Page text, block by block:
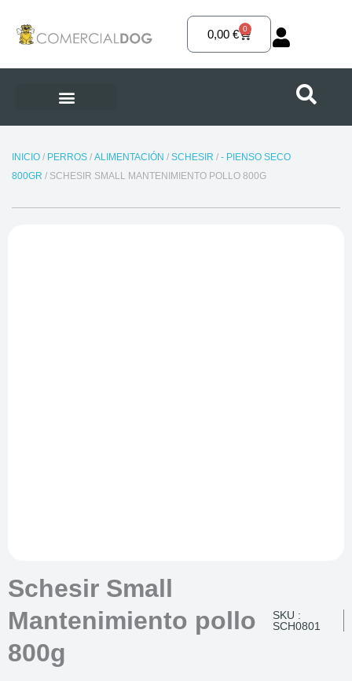
contenido
0,00€ 0
Carrito
INICIO/ PERROS/ ALIMENTACIÓN / SCHESIR / - PIENSO SECO
800GR / SCHESIR SMALL MANTENIMIENTO POLLO 800G
Schesir Small
Mantenimiento pollo
800g
SKU :
SCH0801